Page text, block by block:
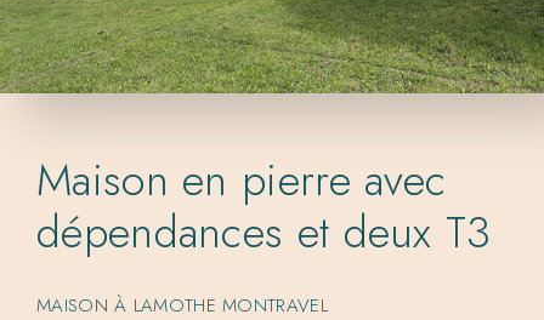
Maison en pierre avec
dépendances et deux T3
MAISON À LAMOTHE MONTRAVEL